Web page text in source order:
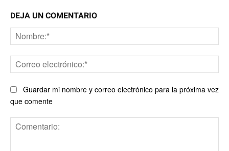
DEJA UN COMENTARIO
Guardar mi nombre y correo electrónico para la próxima vez
que comente